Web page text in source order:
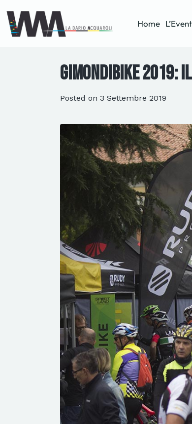
Home
GimondiBike
Posted on 3 Settembre 2019